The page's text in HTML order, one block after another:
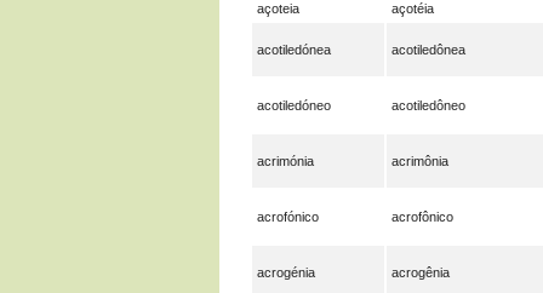
açoteia açotéia
acotiledónea acotiledônea
acotiledóneo acotiledôneo
acrimónia acrimônia
acrofónico acrofônico
acrogénia acrogênia